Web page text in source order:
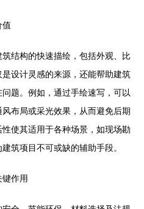
值
结构的快速描绘，包括外观、比
设计灵感的来源，还能帮助建筑
题。例如，通过手绘速写，可以
布局或采光效果，从而避免后期
使其适用于各种场景，如现场勘
筑项目不可或缺的辅助手段。
作用